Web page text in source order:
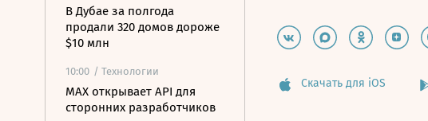
В Дубае за полгода
продали 320 домов дороже
$10 млн
10:00 / Технологии
MAX открывает API для
сторонних разработчиков
Скачать для iOS